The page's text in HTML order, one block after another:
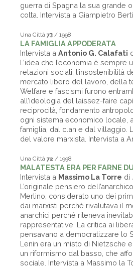
guerra di Spagna la sua grande
colta. Intervista a Giampietro Berti.
Una Città 73 / 1998
LA FAMIGLIA APPODERATA
Intervista a Antonio G. Calafati
L’idea che l’economia è sempre
relazioni sociali, l’insostenibilità
mercato libero del lavoro, della
Welfare e fascismi furono
all’ideologia del laissez-faire
reciprocità, fondamento
ogni sistema economico locale,
famiglia, dal clan e dal villaggio.
del valore marxista. Intervista a
Una Città 72 / 1998
MALATESTA ERA PER FARNE
Intervista a Massimo La Torre di
L’originale pensiero
Merlino, considerato uno dei
dai marxisti perché rivalutava il
anarchici perché riteneva
rappresentative. La critica ai
pensavano a democratizzare lo
Lenin era un misto di Nietzsche
un riformismo dal basso, che
sociale. Intervista a Massimo la